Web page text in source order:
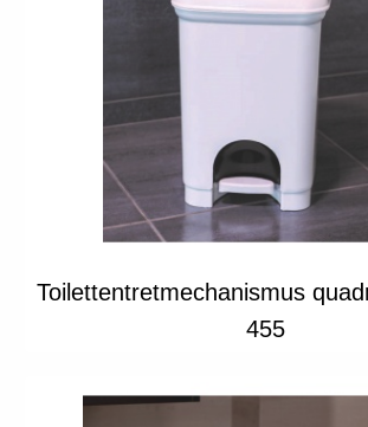
Toilettentretmechanismus
455